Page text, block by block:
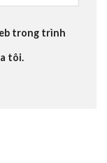
trong trình
tôi.